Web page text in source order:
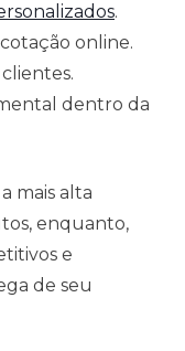
.
online.
dentro da
mais alta
enquanto,
e
de seu